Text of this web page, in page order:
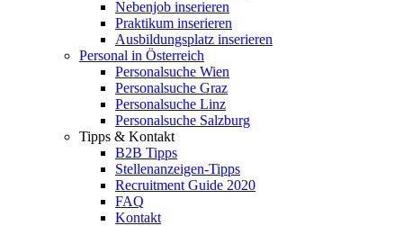
Nebenjob inserieren
Praktikum inserieren
Ausbildungsplatz inserieren
Personal in Österreich
Personalsuche Wien
Personalsuche Graz
Personalsuche Linz
Personalsuche Salzburg
Tipps & Kontakt
B2B Tipps
Stellenanzeigen-Tipps
Recruitment Guide 2020
FAQ
Kontakt